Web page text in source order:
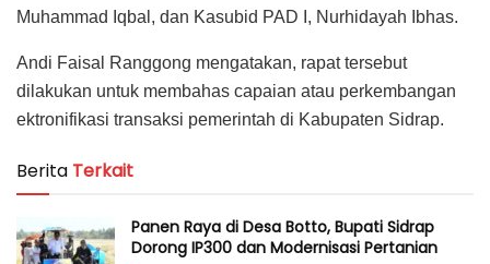
Muhammad Iqbal, dan Kasubid PAD I, Nurhidayah Ibhas.
Andi Faisal Ranggong mengatakan, rapat tersebut
dilakukan untuk membahas capaian atau perkembangan
ektronifikasi transaksi pemerintah di Kabupaten Sidrap.
Berita Terkait
Panen Raya di Desa Botto, Bupati Sidrap
Dorong IP300 dan Modernisasi Pertanian